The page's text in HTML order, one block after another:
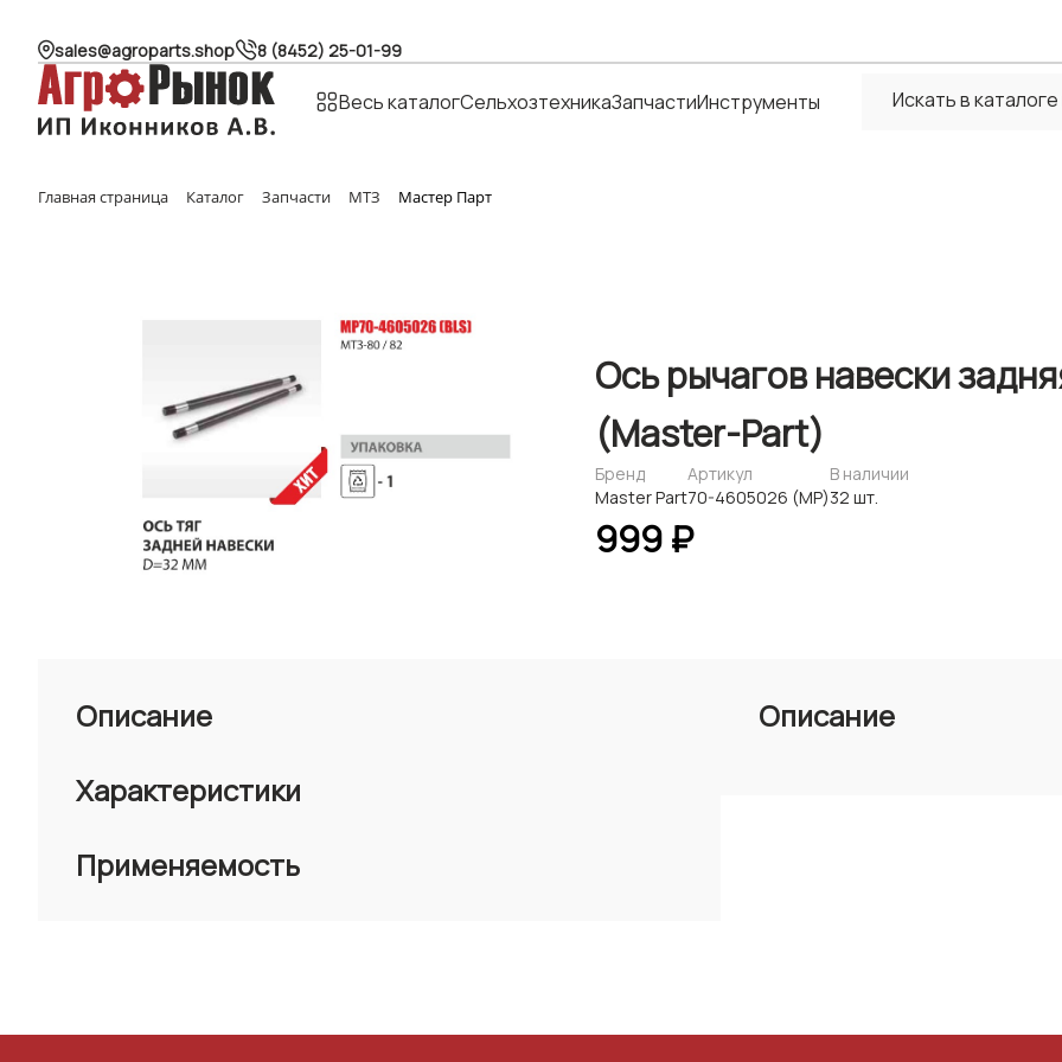
sales@agroparts.shop 8 (8452) 25-01-99
Весь каталогСельхозтехникаЗапчастиИнструменты
Главная страница Каталог Запчасти МТЗ Мастер Парт
Ось рычагов навески
(Master-Part)
Бренд
Master Part
Артикул
70-4605026 (МР)
В наличии
32 шт.
999 ₽
Описание
Характеристики
Применяемость
Описание